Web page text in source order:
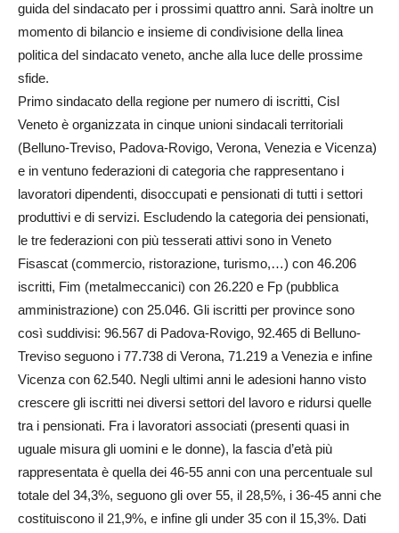
guida del sindacato per i prossimi quattro anni. Sarà inoltre un
momento di bilancio e insieme di condivisione della linea
politica del sindacato veneto, anche alla luce delle prossime
sfide.
Primo sindacato della regione per numero di iscritti, Cisl
Veneto è organizzata in cinque unioni sindacali territoriali
(Belluno-Treviso, Padova-Rovigo, Verona, Venezia e Vicenza)
e in ventuno federazioni di categoria che rappresentano i
lavoratori dipendenti, disoccupati e pensionati di tutti i settori
produttivi e di servizi. Escludendo la categoria dei pensionati,
le tre federazioni con più tesserati attivi sono in Veneto
Fisascat (commercio, ristorazione, turismo,…) con 46.206
iscritti, Fim (metalmeccanici) con 26.220 e Fp (pubblica
amministrazione) con 25.046. Gli iscritti per province sono
così suddivisi: 96.567 di Padova-Rovigo, 92.465 di Belluno-
Treviso seguono i 77.738 di Verona, 71.219 a Venezia e infine
Vicenza con 62.540. Negli ultimi anni le adesioni hanno visto
crescere gli iscritti nei diversi settori del lavoro e ridursi quelle
tra i pensionati. Fra i lavoratori associati (presenti quasi in
uguale misura gli uomini e le donne), la fascia d’età più
rappresentata è quella dei 46-55 anni con una percentuale sul
totale del 34,3%, seguono gli over 55, il 28,5%, i 36-45 anni che
costituiscono il 21,9%, e infine gli under 35 con il 15,3%. Dati